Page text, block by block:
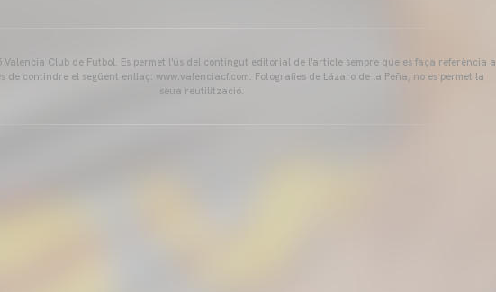
Valencia Club de Futbol. Es permet l'ús del contingut editorial de l'article sempre que es faça referència a
de contindre el següent enllaç: www.valenciacf.com. Fotografies de Lázaro de la Peña, no es permet la
seua reutilització.